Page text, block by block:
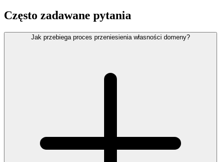
Często zadawane pytania
Jak przebiega proces przeniesienia własności domeny?